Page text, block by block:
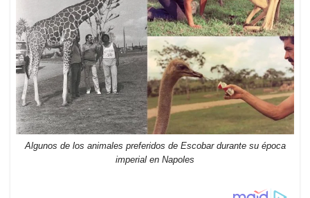
Algunos de los animales preferidos de Escobar durante su época
imperial en Napoles